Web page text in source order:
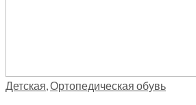
Детская,Ортопедическая обувь